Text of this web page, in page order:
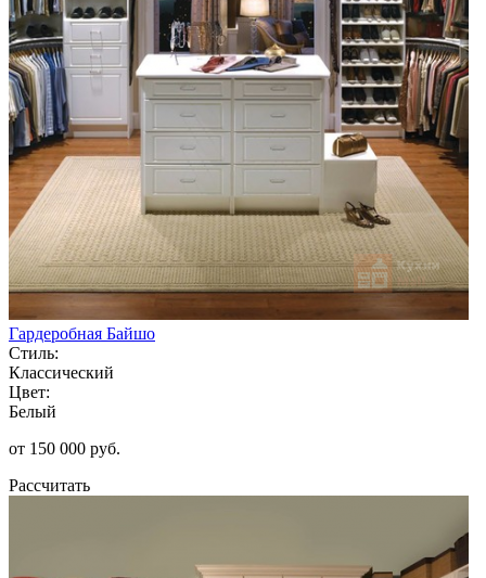
Гардеробная Байшо
Стиль:
Классический
Цвет:
Белый
от 150 000 руб.
Рассчитать